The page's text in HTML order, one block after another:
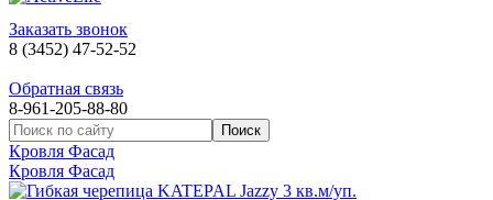
Заказать звонок
8 (3452) 47-52-52
Обратная связь
8-961-205-88-80
Кровля Фасад
Кровля Фасад